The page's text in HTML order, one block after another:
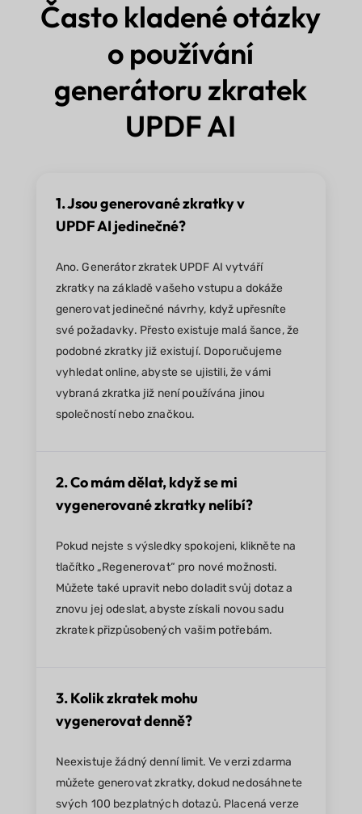
Často kladené otázky
o používání
generátoru zkratek
UPDF AI
1. Jsou generované zkratky v
UPDF AI jedinečné?
Ano. Generátor zkratek UPDF AI vytváří
zkratky na základě vašeho vstupu a dokáže
generovat jedinečné návrhy, když upřesníte
své požadavky. Přesto existuje malá šance, že
podobné zkratky již existují. Doporučujeme
vyhledat online, abyste se ujistili, že vámi
vybraná zkratka již není používána jinou
společností nebo značkou.
2. Co mám dělat, když se mi
vygenerované zkratky nelíbí?
Pokud nejste s výsledky spokojeni, klikněte na
tlačítko „Regenerovat“ pro nové možnosti.
Můžete také upravit nebo doladit svůj dotaz a
znovu jej odeslat, abyste získali novou sadu
zkratek přizpůsobených vašim potřebám.
3. Kolik zkratek mohu
vygenerovat denně?
Neexistuje žádný denní limit. Ve verzi zdarma
můžete generovat zkratky, dokud nedosáhnete
svých 100 bezplatných dotazů. Placená verze